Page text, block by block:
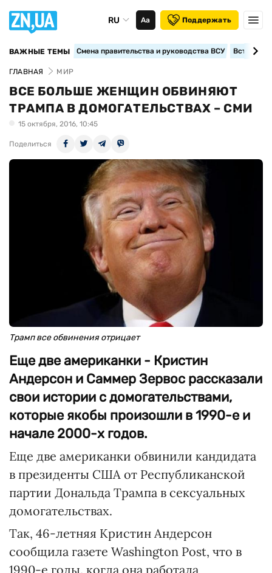
RU Аа Поддержать
ВАЖНЫЕ ТЕМЫ Смена правительства и руководства ВСУ
ГЛАВНАЯ МИР
ВСЕ БОЛЬШЕ ЖЕНЩИН ОБВИНЯЮТ
ТРАМПА В ДОМОГАТЕЛЬСТВАХ – СМИ
15 октября, 2016, 10:45
Поделиться
Трамп все обвинения отрицает
Еще две американки - Кристин
Андерсон и Саммер Зервос рассказали
свои истории с домогательствами,
которые якобы произошли в 1990-е и
начале 2000-х годов.
Еще две американки обвинили кандидата
в президенты США от Республиканской
партии Дональда Трампа в сексуальных
домогательствах.
Так, 46-летняя Кристин Андерсон
сообщила газете Washington Post, что в
1990-е годы, когда она работала